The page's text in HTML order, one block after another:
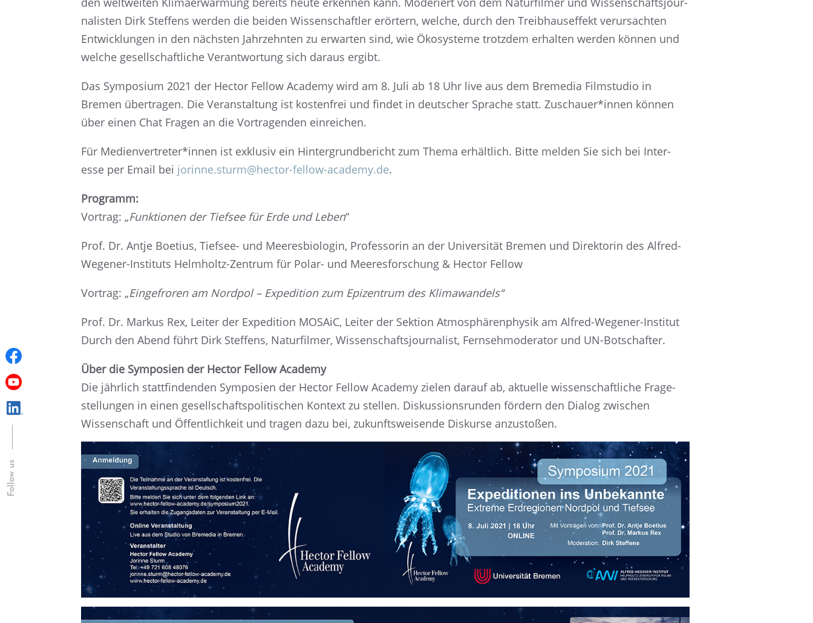
na­lis­ten Dirk Steffens werden die beiden Wissen­schaft­ler erörtern, welche, durch den Treib­haus­ef­fekt verur­sach­ten
Entwick­lun­gen in den nächs­ten Jahrzehn­ten zu erwar­ten sind, wie Ökosys­teme trotz­dem erhal­ten werden können und
welche gesell­schaft­li­che Verant­wor­tung sich daraus ergibt.
Das Sympo­sium 2021 der Hector Fellow Academy wird am 8. Juli ab 18 Uhr live aus dem Breme­dia Filmstu­dio in
Bremen übertra­gen. Die Veran­stal­tung ist kosten­frei und findet in deutscher Sprache statt. Zuschauer*innen können
über einen Chat Fragen an die Vortra­gen­den einreichen.
Für Medienvertreter*innen ist exklu­siv ein Hinter­grund­be­richt zum Thema erhält­lich. Bitte melden Sie sich bei Inter­
esse per Email bei jorinne.sturm@hector-fellow-academy.de.
Programm:
Vortrag: „Funktio­nen der Tiefsee für Erde und Leben“
Prof. Dr. Antje Boetius, Tiefsee- und Meeres­bio­lo­gin, Profes­so­rin an der Univer­si­tät Bremen und Direk­to­rin des Alfred-
Wegener-Insti­tuts Helmholtz-Zentrum für Polar- und Meeres­for­schung & Hector Fellow
Vortrag: „Einge­fro­ren am Nordpol – Expedi­tion zum Epizen­trum des Klimawandels“
Prof. Dr. Markus Rex, Leiter der Expedi­tion MOSAiC, Leiter der Sektion Atmosphä­ren­phy­sik am Alfred-Wegener-Insti­tut
Durch den Abend führt Dirk Steffens, Natur­fil­mer, Wissen­schafts­jour­na­list, Fernseh­mo­de­ra­tor und UN-Botschafter.
Über die Sympo­sien der Hector Fellow Academy
Die jährlich statt­fin­den­den Sympo­sien der Hector Fellow Academy zielen darauf ab, aktuelle wissen­schaft­li­che Frage­
stel­lun­gen in einen gesell­schafts­po­li­ti­schen Kontext zu stellen. Diskus­si­ons­run­den fördern den Dialog zwischen
Wissen­schaft und Öffent­lich­keit und tragen dazu bei, zukunfts­wei­sende Diskurse anzustoßen.
Follow us